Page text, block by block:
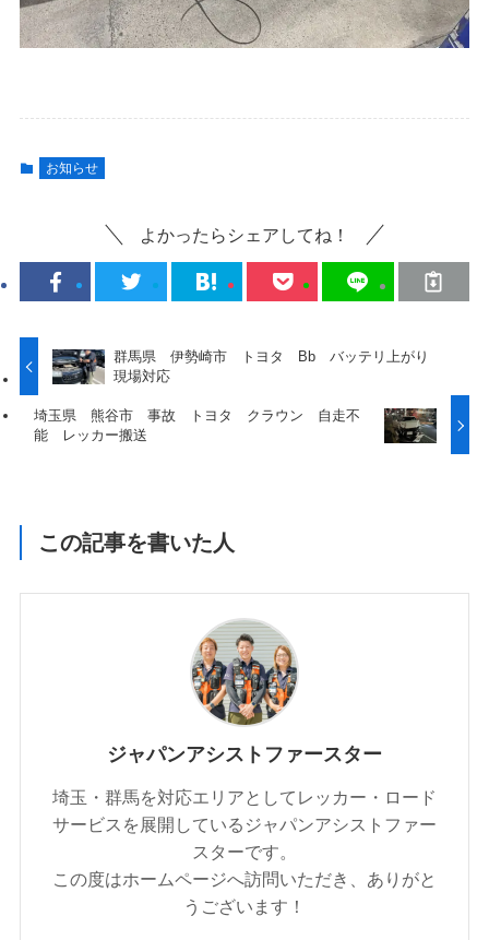
お知らせ
よかったらシェアしてね！
群馬県 伊勢崎市 トヨタ Bb バッテリ上がり
現場対応
埼玉県 熊谷市 事故 トヨタ クラウン 自走不
能 レッカー搬送
この記事を書いた人
ジャパンアシストファースター
埼玉・群馬を対応エリアとしてレッカー・ロード
サービスを展開しているジャパンアシストファー
スターです。
この度はホームページへ訪問いただき、ありがと
うございます！